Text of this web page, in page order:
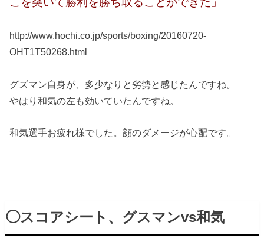
http://www.hochi.co.jp/sports/boxing/20160720-
OHT1T50268.html
グズマン自身が、多少なりと劣勢と感じたんですね。
やはり和気の左も効いていたんですね。
和気選手お疲れ様でした。顔のダメージが心配です。
◯スコアシート、グスマンvs和気